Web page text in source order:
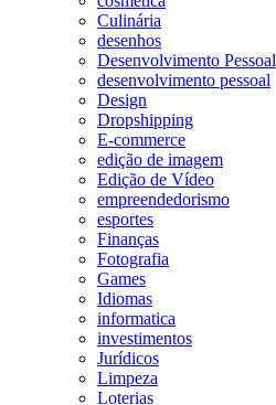
Culinária
desenhos
Desenvolvimento Pessoal
desenvolvimento pessoal
Design
Dropshipping
E-commerce
edição de imagem
Edição de Vídeo
empreendedorismo
esportes
Finanças
Fotografia
Games
Idiomas
informatica
investimentos
Jurídicos
Limpeza
Loterias